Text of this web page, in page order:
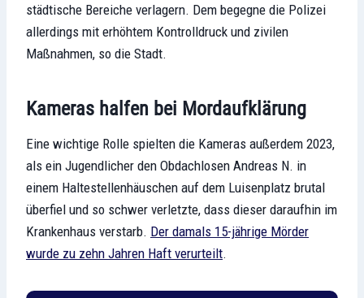
städtische Bereiche verlagern. Dem begegne die Polizei
allerdings mit erhöhtem Kontrolldruck und zivilen
Maßnahmen, so die Stadt.
Kameras halfen bei Mordaufklärung
Eine wichtige Rolle spielten die Kameras außerdem 2023,
als ein Jugendlicher den Obdachlosen Andreas N. in
einem Haltestellenhäuschen auf dem Luisenplatz brutal
überfiel und so schwer verletzte, dass dieser daraufhin im
Krankenhaus verstarb. Der damals 15-jährige Mörder
wurde zu zehn Jahren Haft verurteilt.